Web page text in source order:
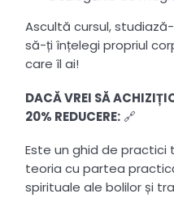
Ascultă cursul,
să-ți înțelegi propriul
care îl ai!
DACĂ VREI SĂ
20% REDUCERE: 🔗
Este un ghid de
teoria cu partea
spirituale ale bolilor și